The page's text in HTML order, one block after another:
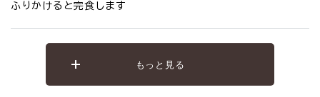
ふりかけると完食します
もっと見る